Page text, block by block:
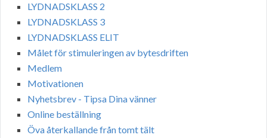
LYDNADSKLASS 2
LYDNADSKLASS 3
LYDNADSKLASS ELIT
Målet för stimuleringen av bytesdriften
Medlem
Motivationen
Nyhetsbrev - Tipsa Dina vänner
Online beställning
Öva återkallande från tomt tält